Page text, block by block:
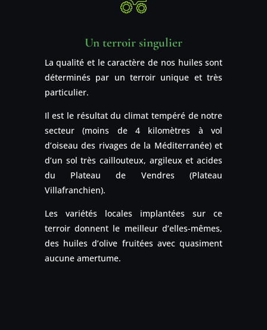
Un terroir singulier
La qualité et le caractère de nos huiles sont
déterminés par un terroir unique et très
particulier.
Il est le résultat du climat tempéré de notre
secteur (moins de 4 kilomètres à vol
d’oiseau des rivages de la Méditerranée) et
d’un sol très caillouteux, argileux et acides
du Plateau de Vendres (Plateau
Villafranchien).
Les variétés locales implantées sur ce
terroir donnent le meilleur d’elles-mêmes,
des huiles d’olive fruitées avec quasiment
aucune amertume.